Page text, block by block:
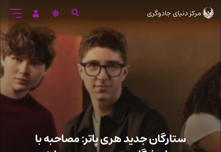
ورود
به
مرکز دنیای جادوگری
ستارگان جدید هری پاتر: مصاحبه با